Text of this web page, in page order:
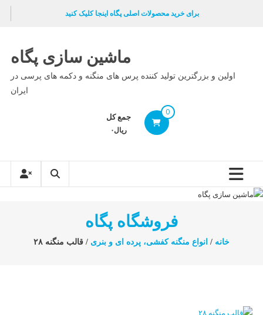
برای خرید محصولات اصلی پگاه اینجا کلیک کنید
ماشین سازی پگاه
اولین و بزرگترین تولید کننده پرس های منگنه و دکمه های پرسی در
ایران
0 جمع کل
ریال۰
فروشگاه پگاه
خانه / انواع منگنه کفشی، پرده ای و بنری / قالب منگنه ۲۸